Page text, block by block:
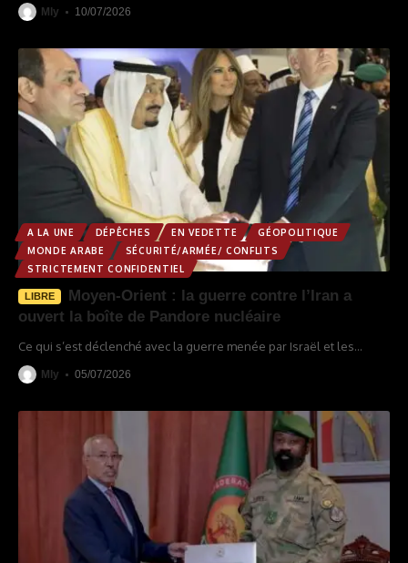
Mly 10/07/2026
A LA UNE DÉPÊCHES EN VEDETTE
GÉOPOLITIQUE
MONDE ARABE
SÉCURITÉ/ARMÉE/ CONFLITS
STRICTEMENT CONFIDENTIEL
LIBRE
Moyen-Orient : la guerre contre l’Iran a
ouvert la boîte de Pandore nucléaire
Ce qui s’est déclenché avec la guerre menée par Israël et les…
Mly 05/07/2026